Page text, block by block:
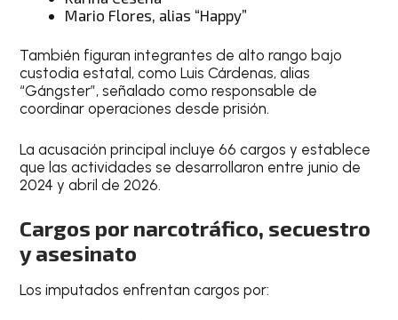
Mario Flores, alias “Happy”
También figuran integrantes de alto rango bajo
custodia estatal, como Luis Cárdenas, alias
“Gángster”, señalado como responsable de
coordinar operaciones desde prisión.
La acusación principal incluye 66 cargos y establece
que las actividades se desarrollaron entre junio de
2024 y abril de 2026.
Cargos por narcotráfico, secuestro
y asesinato
Los imputados enfrentan cargos por: